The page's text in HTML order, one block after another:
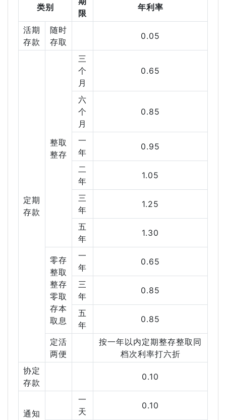
类别
限
年利率
活期
存款
随时
存取
0.05
定期
存款
整取
整存
三
个
月
0.65
六
个
月
0.85
一
年
0.95
二
年
1.05
三
年
1.25
五
年
1.30
零存
整取
整存
零取
存本
取息
一
年
0.65
三
年
0.85
五
年
0.85
定活
两便
按一年以内定期整存整取同
档次利率打六折
协定
存款
0.10
通知
一
天
0.10